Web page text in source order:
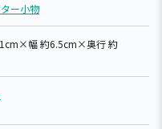
ー小物
幅 約6.5cm×奥行 約